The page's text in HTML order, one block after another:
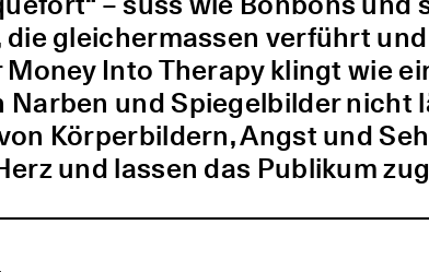
die gleichermassen verführt
Money Into Therapy klingt wie
Narben und Spiegelbilder nicht
Körperbildern, Angst und
und lassen das Publikum